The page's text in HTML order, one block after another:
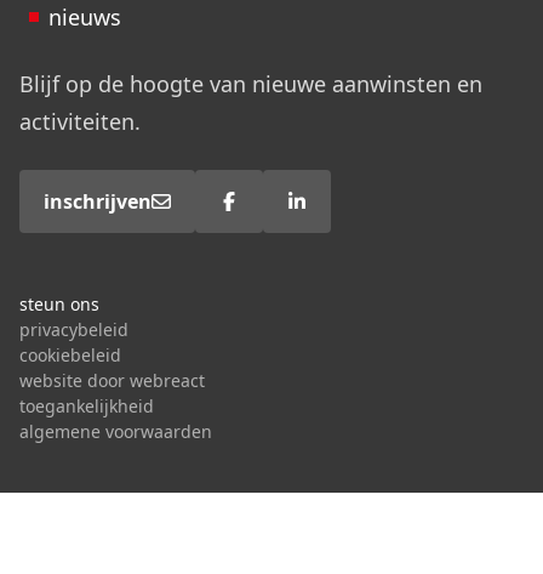
nieuws
Blijf op de hoogte van nieuwe aanwinsten en
activiteiten.
inschrijven
steun ons
privacybeleid
cookiebeleid
website door webreact
toegankelijkheid
algemene voorwaarden